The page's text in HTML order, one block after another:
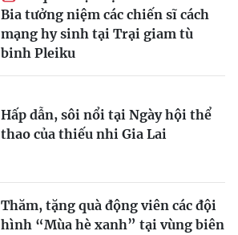
Bia tưởng niệm các chiến sĩ cách
mạng hy sinh tại Trại giam tù
binh Pleiku
Hấp dẫn, sôi nổi tại Ngày hội thể
thao của thiếu nhi Gia Lai
Thăm, tặng quà động viên các đội
hình “Mùa hè xanh” tại vùng biên